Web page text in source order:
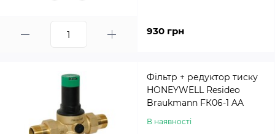
930 грн
Фільтр + редуктор тиску
HONEYWELL Resideo
Braukmann FК06-1 AA
В наявності